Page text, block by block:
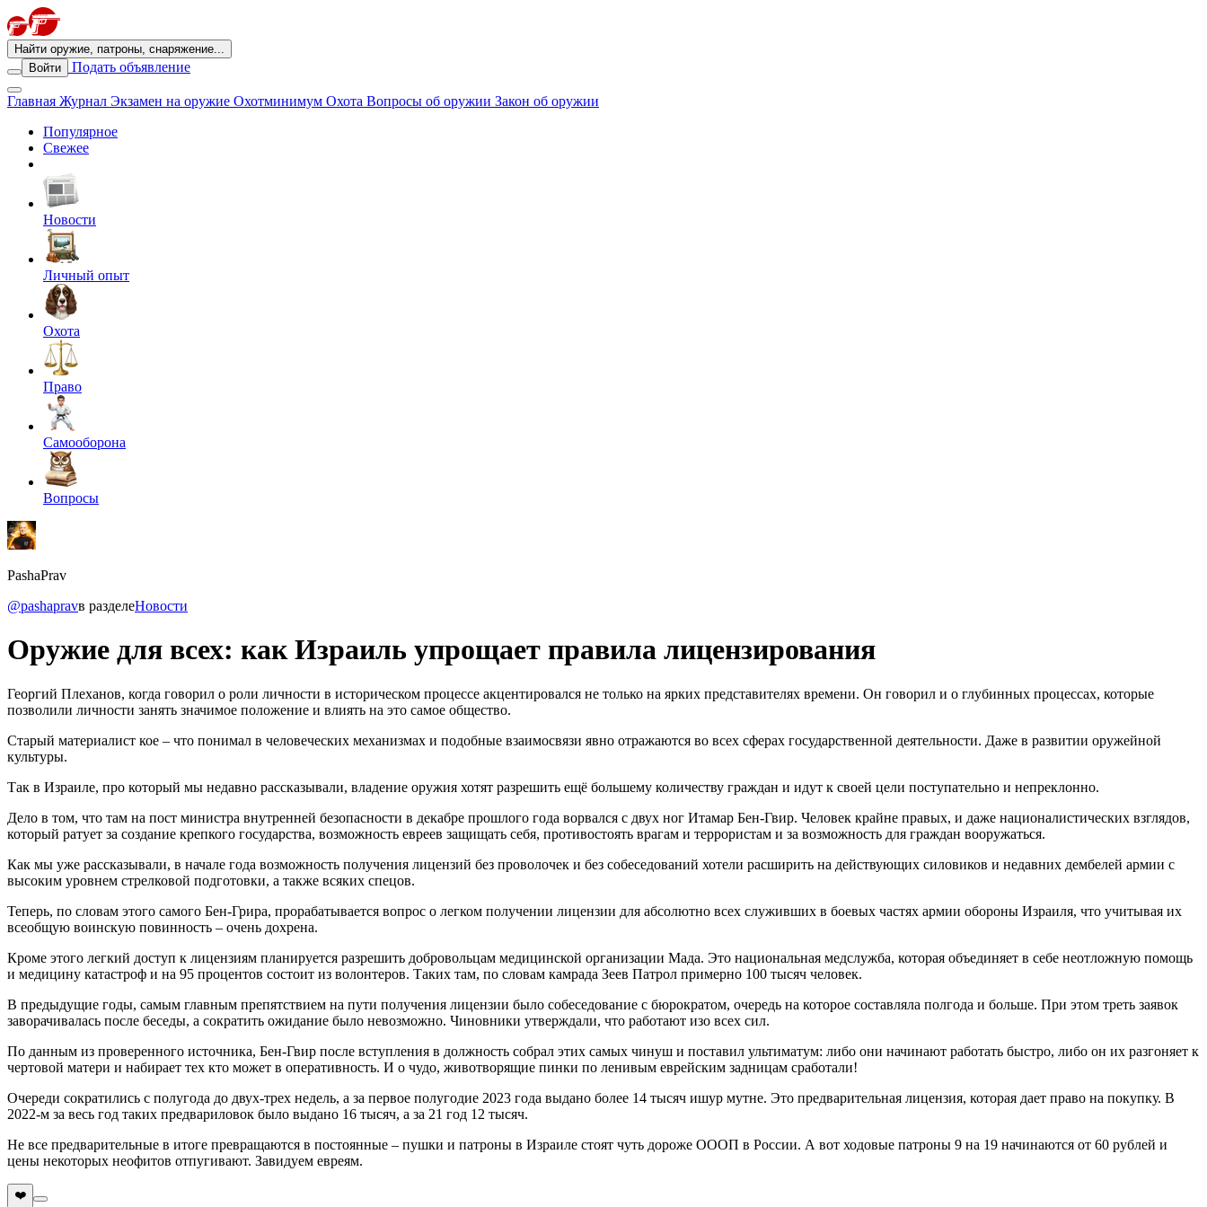
Найти оружие, патроны, снаряжение...
Войти
Подать объявление
Главная Журнал Экзамен на оружие Охотминимум Охота Вопросы об оружии Закон об оружии
Популярное
Свежее
Новости
Личный опыт
Охота
Право
Самооборона
Вопросы
PashaPrav
@pashapravв разделеНовости
Оружие для всех: как Израиль упрощает правила лицензирования
Георгий Плеханов, когда говорил о роли личности в историческом процессе акцентировался не только на ярких представителях времени. Он говорил и о глубинных процессах, которые
позволили личности занять значимое положение и влиять на это самое общество.
Старый материалист кое – что понимал в человеческих механизмах и подобные взаимосвязи явно отражаются во всех сферах государственной деятельности. Даже в развитии оружейной
культуры.
Так в Израиле, про который мы недавно рассказывали, владение оружия хотят разрешить ещё большему количеству граждан и идут к своей цели поступательно и непреклонно.
Дело в том, что там на пост министра внутренней безопасности в декабре прошлого года ворвался с двух ног Итамар Бен-Гвир. Человек крайне правых, и даже националистических взглядов,
который ратует за создание крепкого государства, возможность евреев защищать себя, противостоять врагам и террористам и за возможность для граждан вооружаться.
Как мы уже рассказывали, в начале года возможность получения лицензий без проволочек и без собеседований хотели расширить на действующих силовиков и недавних дембелей армии с
высоким уровнем стрелковой подготовки, а также всяких спецов.
Теперь, по словам этого самого Бен-Грира, прорабатывается вопрос о легком получении лицензии для абсолютно всех служивших в боевых частях армии обороны Израиля, что учитывая их
всеобщую воинскую повинность – очень дохрена.
Кроме этого легкий доступ к лицензиям планируется разрешить добровольцам медицинской организации Мада. Это национальная медслужба, которая объединяет в себе неотложную помощь
и медицину катастроф и на 95 процентов состоит из волонтеров. Таких там, по словам камрада Зеев Патрол примерно 100 тысяч человек.
В предыдущие годы, самым главным препятствием на пути получения лицензии было собеседование с бюрократом, очередь на которое составляла полгода и больше. При этом треть заявок
заворачивалась после беседы, а сократить ожидание было невозможно. Чиновники утверждали, что работают изо всех сил.
По данным из проверенного источника, Бен-Гвир после вступления в должность собрал этих самых чинуш и поставил ультиматум: либо они начинают работать быстро, либо он их разгоняет к
чертовой матери и набирает тех кто может в оперативность. И о чудо, животворящие пинки по ленивым еврейским задницам сработали!
Очереди сократились с полугода до двух-трех недель, а за первое полугодие 2023 года выдано более 14 тысяч ишур мутне. Это предварительная лицензия, которая дает право на покупку. В
2022-м за весь год таких предвариловок было выдано 16 тысяч, а за 21 год 12 тысяч.
Не все предварительные в итоге превращаются в постоянные – пушки и патроны в Израиле стоят чуть дороже ОООП в России. А вот ходовые патроны 9 на 19 начинаются от 60 рублей и
цены некоторых неофитов отпугивают. Завидуем евреям.
❤️